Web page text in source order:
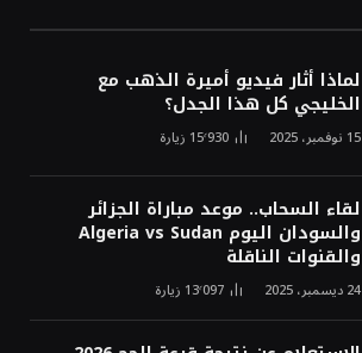
لماذا أثار فيديو أميرة الذهب مع
الخليجي كل هذا الجدل؟
15 نوفمبر، 2025 15٬930 زيارة
لقاء السحاب.. موعد مباراة الجزائر
والسودان اليوم Algeria vs Sudan
والقنوات الناقلة
24 ديسمبر، 2025 13٬097 زيارة